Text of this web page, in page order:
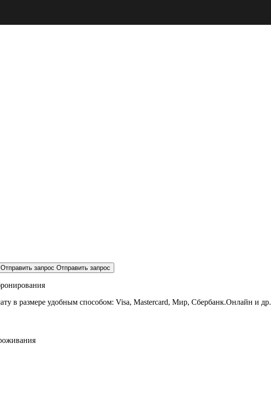
Отправить запрос Отправить запрос
в размере удобным способом: Visa, Mastercard, Мир, Сбербанк.Онлайн и др.